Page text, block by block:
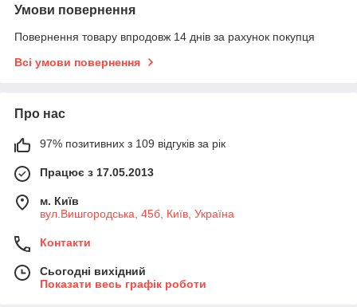
Умови повернення
Повернення товару впродовж 14 днів за рахунок покупця
Всі умови повернення
Про нас
97% позитивних з 109 відгуків за рік
Працює з 17.05.2013
м. Київ
вул.Вишгородська, 45б, Київ, Україна
Контакти
Сьогодні вихідний
Показати весь графік роботи